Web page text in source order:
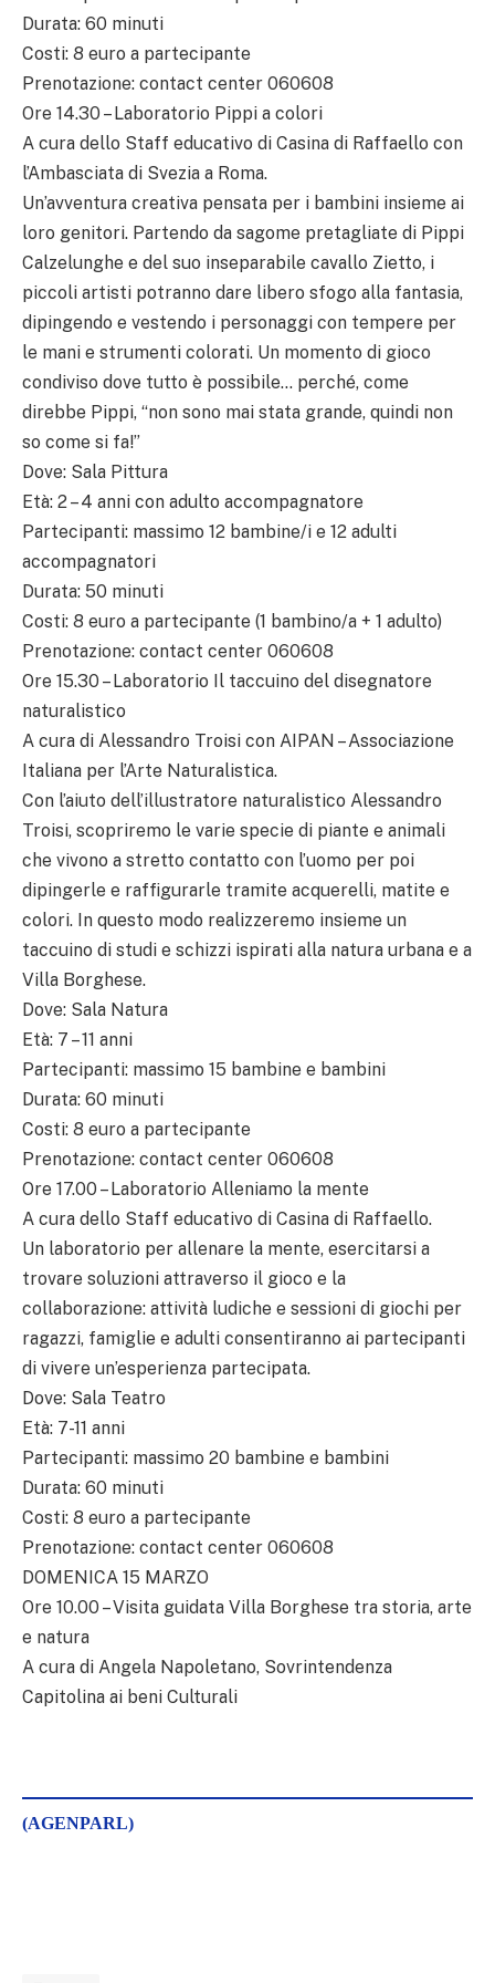
Durata: 60 minuti
Costi: 8 euro a partecipante
Prenotazione: contact center 060608
Ore 14.30 – Laboratorio Pippi a colori
A cura dello Staff educativo di Casina di Raffaello con
l’Ambasciata di Svezia a Roma.
Un’avventura creativa pensata per i bambini insieme ai
loro genitori. Partendo da sagome pretagliate di Pippi
Calzelunghe e del suo inseparabile cavallo Zietto, i
piccoli artisti potranno dare libero sfogo alla fantasia,
dipingendo e vestendo i personaggi con tempere per
le mani e strumenti colorati. Un momento di gioco
condiviso dove tutto è possibile… perché, come
direbbe Pippi, “non sono mai stata grande, quindi non
so come si fa!”
Dove: Sala Pittura
Età: 2 – 4 anni con adulto accompagnatore
Partecipanti: massimo 12 bambine/i e 12 adulti
accompagnatori
Durata: 50 minuti
Costi: 8 euro a partecipante (1 bambino/a + 1 adulto)
Prenotazione: contact center 060608
Ore 15.30 – Laboratorio Il taccuino del disegnatore
naturalistico
A cura di Alessandro Troisi con AIPAN – Associazione
Italiana per l’Arte Naturalistica.
Con l’aiuto dell’illustratore naturalistico Alessandro
Troisi, scopriremo le varie specie di piante e animali
che vivono a stretto contatto con l’uomo per poi
dipingerle e raffigurarle tramite acquerelli, matite e
colori. In questo modo realizzeremo insieme un
taccuino di studi e schizzi ispirati alla natura urbana e a
Villa Borghese.
Dove: Sala Natura
Età: 7 – 11 anni
Partecipanti: massimo 15 bambine e bambini
Durata: 60 minuti
Costi: 8 euro a partecipante
Prenotazione: contact center 060608
Ore 17.00 – Laboratorio Alleniamo la mente
A cura dello Staff educativo di Casina di Raffaello.
Un laboratorio per allenare la mente, esercitarsi a
trovare soluzioni attraverso il gioco e la
collaborazione: attività ludiche e sessioni di giochi per
ragazzi, famiglie e adulti consentiranno ai partecipanti
di vivere un’esperienza partecipata.
Dove: Sala Teatro
Età: 7-11 anni
Partecipanti: massimo 20 bambine e bambini
Durata: 60 minuti
Costi: 8 euro a partecipante
Prenotazione: contact center 060608
DOMENICA 15 MARZO
Ore 10.00 – Visita guidata Villa Borghese tra storia, arte
e natura
A cura di Angela Napoletano, Sovrintendenza
Capitolina ai beni Culturali
(AGENPARL)